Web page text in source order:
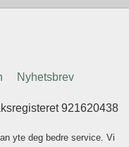
Nyhetsbrev
921620438
yte deg bedre service. Vi